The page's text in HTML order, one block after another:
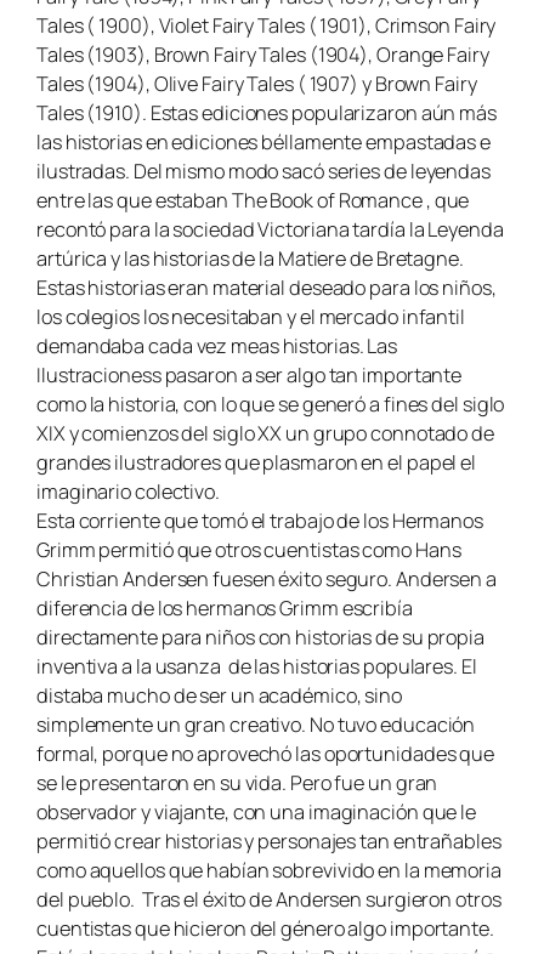
Tales ( 1900), Violet Fairy Tales ( 1901), Crimson Fairy
Tales (1903), Brown Fairy Tales (1904), Orange Fairy
Tales (1904), Olive Fairy Tales ( 1907) y Brown Fairy
Tales (1910). Estas ediciones popularizaron aún más
las historias en ediciones béllamente empastadas e
ilustradas. Del mismo modo sacó series de leyendas
entre las que estabanThe Book of Romance, que
recontó para la sociedad Victoriana tardía la Leyenda
artúrica y las historias de la Matiere de Bretagne.
Estas historias eran material deseado para los niños,
los colegios los necesitaban y el mercado infantil
demandaba cada vez meas historias. Las
Ilustracioness pasaron a ser algo tan importante
como la historia, con lo que se generó a fines del siglo
XIX y comienzos del siglo XX un grupo connotado de
grandes ilustradores que plasmaron en el papel el
imaginario colectivo.
Esta corriente que tomó el trabajo de los Hermanos
Grimm permitió que otros cuentistas como Hans
Christian Andersen fuesen éxito seguro. Andersen a
diferencia de los hermanos Grimm escribía
directamente para niños con historias de su propia
inventiva a la usanza de las historias populares. El
distaba mucho de ser un académico, sino
simplemente un gran creativo. No tuvo educación
formal, porque no aprovechó las oportunidades que
se le presentaron en su vida. Pero fue un gran
observador y viajante, con una imaginación que le
permitió crear historias y personajes tan entrañables
como aquellos que habían sobrevivido en la memoria
del pueblo. Tras el éxito de Andersen surgieron otros
cuentistas que hicieron del género algo importante.